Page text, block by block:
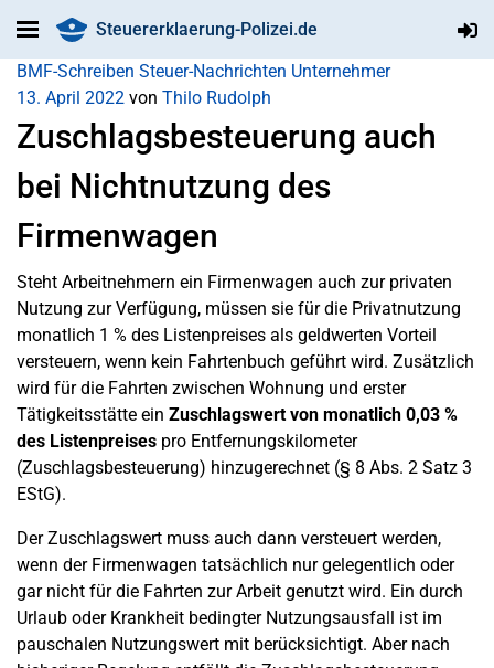
Steuererklaerung-Polizei.de
BMF-Schreiben Steuer-Nachrichten Unternehmer
13. April 2022 von Thilo Rudolph
Zuschlagsbesteuerung auch
bei Nichtnutzung des
Firmenwagen
Steht Arbeitnehmern ein Firmenwagen auch zur privaten
Nutzung zur Verfügung, müssen sie für die Privatnutzung
monatlich 1 % des Listenpreises als geldwerten Vorteil
versteuern, wenn kein Fahrtenbuch geführt wird. Zusätzlich
wird für die Fahrten zwischen Wohnung und erster
Tätigkeitsstätte ein Zuschlagswert von monatlich 0,03 %
des Listenpreises pro Entfernungskilometer
(Zuschlagsbesteuerung) hinzugerechnet (§ 8 Abs. 2 Satz 3
EStG).
Der Zuschlagswert muss auch dann versteuert werden,
wenn der Firmenwagen tatsächlich nur gelegentlich oder
gar nicht für die Fahrten zur Arbeit genutzt wird. Ein durch
Urlaub oder Krankheit bedingter Nutzungsausfall ist im
pauschalen Nutzungswert mit berücksichtigt. Aber nach